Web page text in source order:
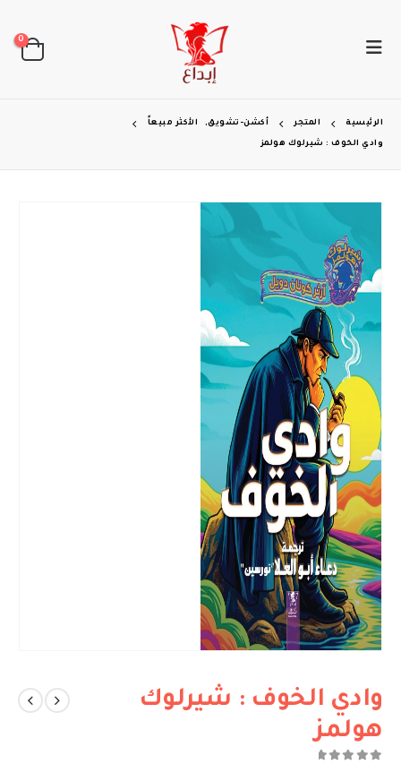
0
الرئيسية المتجر أكشن-تشويق, الأكثر مبيعاً
وادي الخوف : شيرلوك هولمز
وادي الخوف : شيرلوك
هولمز